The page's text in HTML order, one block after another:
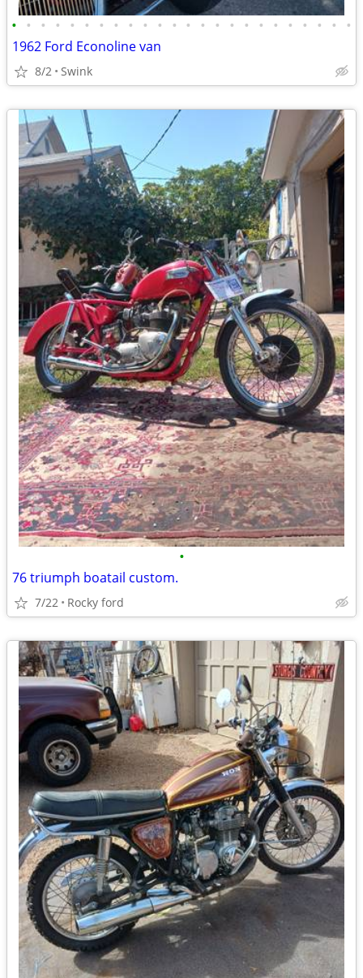
• • • • • • • • • • • • • • • • • • • • • • • •
1962 Ford Econoline van
8/2 Swink
•
76 triumph boatail custom.
7/22 Rocky ford